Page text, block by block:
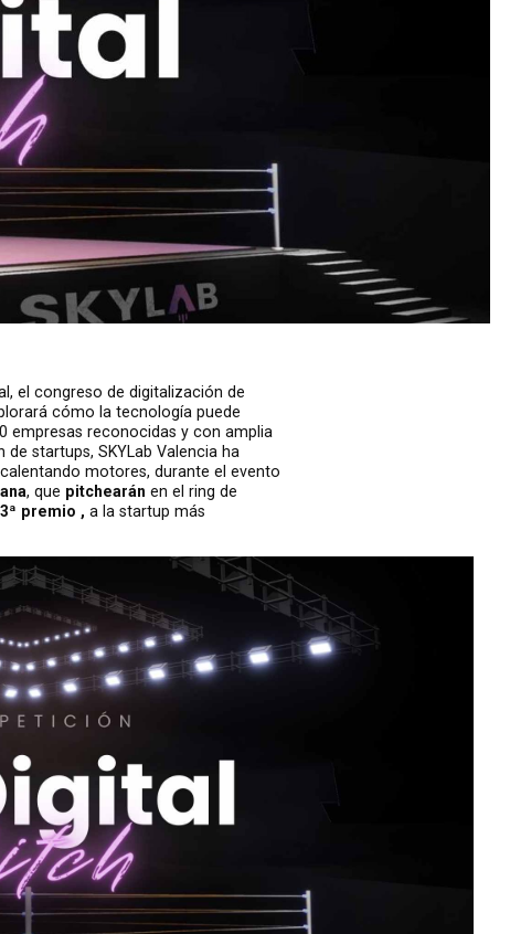
el congreso de digitalización de
cómo la tecnología puede
empresas reconocidas y con amplia
de startups,SKYLab Valencia ha
motores, durante el evento
, que pitchearán en el ring de
3ª premio ,a la startup más